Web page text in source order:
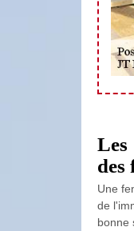
des
Une
de
bonne